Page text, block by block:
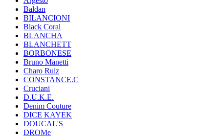
Baldan
BILANCIONI
Black Coral
BLANCHA
BLANCHETT
BORBONESE
Bruno Manetti
Charo Ruiz
CONSTANCE.C
Cruciani
D.U.K.E.
Denim Couture
DICE KAYEK
DOUCAL'S
DROMe